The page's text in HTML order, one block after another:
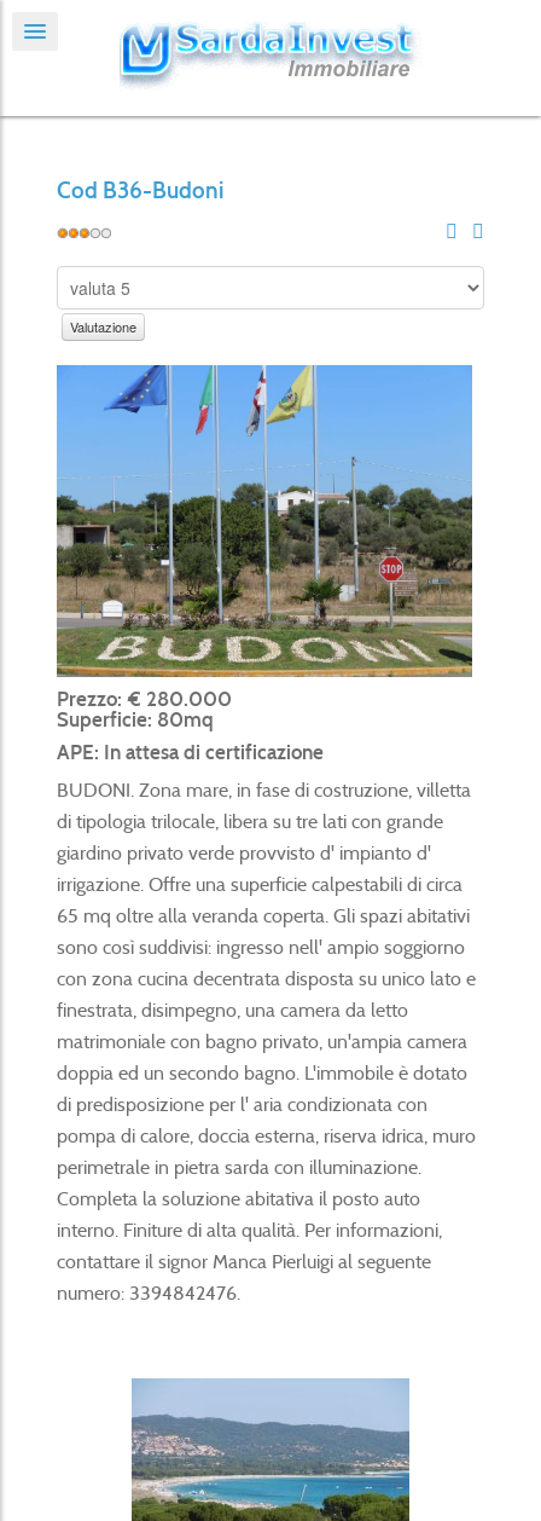
Cod B36-Budoni
Prezzo: € 280.000
Superficie: 80mq
APE: In attesa di certificazione
BUDONI. Zona mare, in fase di costruzione, villetta
di tipologia trilocale, libera su tre lati con grande
giardino privato verde provvisto d' impianto d'
irrigazione. Offre una superficie calpestabili di circa
65 mq oltre alla veranda coperta. Gli spazi abitativi
sono così suddivisi: ingresso nell' ampio soggiorno
con zona cucina decentrata disposta su unico lato e
finestrata, disimpegno, una camera da letto
matrimoniale con bagno privato, un'ampia camera
doppia ed un secondo bagno. L'immobile è dotato
di predisposizione per l' aria condizionata con
pompa di calore, doccia esterna, riserva idrica, muro
perimetrale in pietra sarda con illuminazione.
Completa la soluzione abitativa il posto auto
interno. Finiture di alta qualità. Per informazioni,
contattare il signor Manca Pierluigi al seguente
numero: 3394842476.